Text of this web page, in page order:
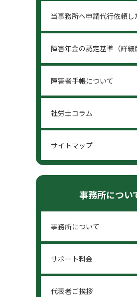
当事務所へ申請代行依頼し
障害年金の認定基準（詳細
障害者手帳について
社労士コラム
サイトマップ
事務所につい
事務所について
サポート料金
代表者ご挨拶